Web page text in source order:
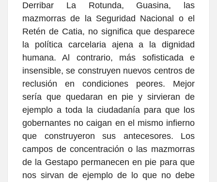
Derribar La Rotunda, Guasina, las
mazmorras de la Seguridad Nacional o el
Retén de Catia, no significa que desparece
la política carcelaria ajena a la dignidad
humana. Al contrario, más sofisticada e
insensible, se construyen nuevos centros de
reclusión en condiciones peores. Mejor
sería que quedaran en pie y sirvieran de
ejemplo a toda la ciudadanía para que los
gobernantes no caigan en el mismo infierno
que construyeron sus antecesores. Los
campos de concentración o las mazmorras
de la Gestapo permanecen en pie para que
nos sirvan de ejemplo de lo que no debe